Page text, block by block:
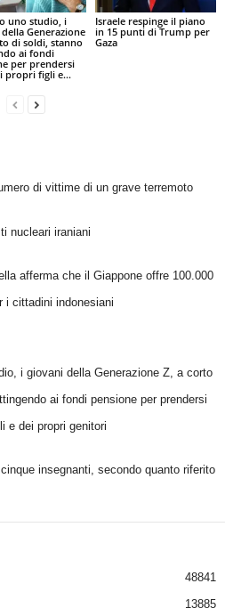
uno studio, i
Generazione
di soldi, stanno
ai fondi
per prendersi
propri figli e...
Israele respinge il piano
in 15 punti di Trump per
Gaza
di vittime di un grave terremoto
nucleari iraniani
afferma che il Giappone offre 100.000
i cittadini indonesiani
i giovani della Generazione Z, a corto
ai fondi pensione per prendersi
e dei propri genitori
insegnanti, secondo quanto riferito
48841
13885